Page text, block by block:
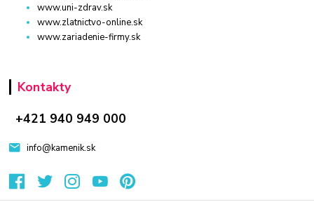
www.uni-zdrav.sk
www.zlatnictvo-online.sk
www.zariadenie-firmy.sk
Kontakty
+421 940 949 000
info@kamenik.sk